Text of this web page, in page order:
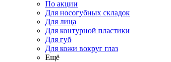
По акции
Для носогубных складок
Для лица
Для контурной пластики
Для губ
Для кожи вокруг глаз
Ещё